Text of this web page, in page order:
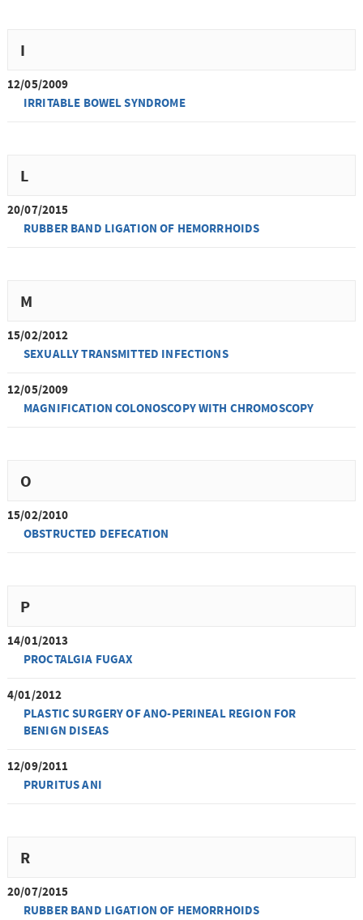
I
12/05/2009
IRRITABLE BOWEL SYNDROME
L
20/07/2015
RUBBER BAND LIGATION OF HEMORRHOIDS
M
15/02/2012
SEXUALLY TRANSMITTED INFECTIONS
12/05/2009
MAGNIFICATION COLONOSCOPY WITH CHROMOSCOPY
O
15/02/2010
OBSTRUCTED DEFECATION
P
14/01/2013
PROCTALGIA FUGAX
4/01/2012
PLASTIC SURGERY OF ANO-PERINEAL REGION FOR
BENIGN DISEAS
12/09/2011
PRURITUS ANI
R
20/07/2015
RUBBER BAND LIGATION OF HEMORRHOIDS